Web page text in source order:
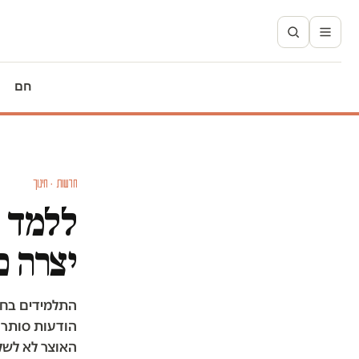
חם
חדשות · חינוך
ללמד
יצרה
התלמידים
הודעות
האוצר לא